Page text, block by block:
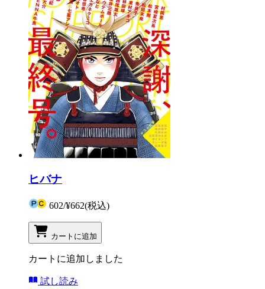
ヒバナ
602/¥662(税込)
カートに追加
カートに追加しました
試し読み